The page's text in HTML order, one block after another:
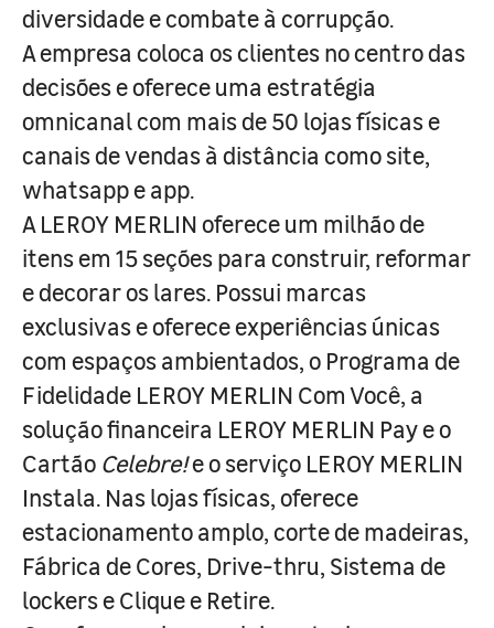
diversidade e combate à corrupção.
A empresa coloca os clientes no centro das
decisões e oferece uma estratégia
omnicanal com mais de 50 lojas físicas e
canais de vendas à distância como site,
whatsapp e app.
A LEROY MERLIN oferece um milhão de
itens em 15 seções para construir, reformar
e decorar os lares. Possui marcas
exclusivas e oferece experiências únicas
com espaços ambientados, o Programa de
Fidelidade LEROY MERLIN Com Você, a
solução financeira LEROY MERLIN Pay e o
Cartão Celebre!e o serviço LEROY MERLIN
Instala. Nas lojas físicas, oferece
estacionamento amplo, corte de madeiras,
Fábrica de Cores, Drive-thru, Sistema de
lockers e Clique e Retire.